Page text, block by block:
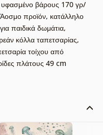
βάρους 170 γρ/
Άοσμο προϊόν, κατάλληλο
παιδικά δωμάτια,
κόλλα ταπετσαρίας,
τοίχου από
πλάτους 49 cm